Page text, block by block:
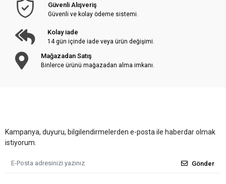
Güvenli Alışveriş
Güvenli ve kolay ödeme sistemi.
Kolay iade
14 gün içinde iade veya ürün değişimi.
Mağazadan Satış
Binlerce ürünü mağazadan alma imkanı.
Kampanya, duyuru, bilgilendirmelerden e-posta ile haberdar olmak
istiyorum.
Gönder